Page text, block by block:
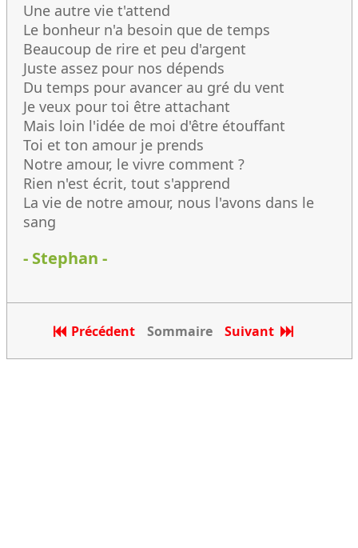
Une autre vie t'attend
Le bonheur n'a besoin que de temps
Beaucoup de rire et peu d'argent
Juste assez pour nos dépends
Du temps pour avancer au gré du vent
Je veux pour toi être attachant
Mais loin l'idée de moi d'être étouffant
Toi et ton amour je prends
Notre amour, le vivre comment ?
Rien n'est écrit, tout s'apprend
La vie de notre amour, nous l'avons dans le
sang
- Stephan -
Précédent Sommaire Suivant